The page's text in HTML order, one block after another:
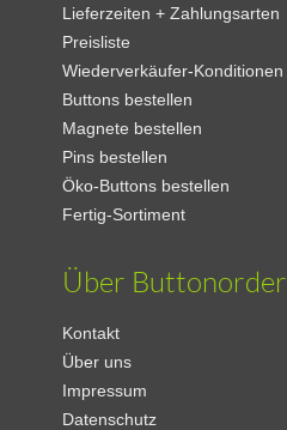
Lieferzeiten + Zahlungsarten
Preisliste
Wiederverkäufer-Konditionen
Buttons bestellen
Magnete bestellen
Pins bestellen
Öko-Buttons bestellen
Fertig-Sortiment
Über Buttonorder
Kontakt
Über uns
Impressum
Datenschutz